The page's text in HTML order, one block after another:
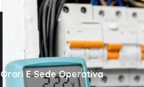
Orari E Sede Operativa